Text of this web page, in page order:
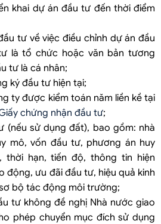
khai dự án đầu tư đến thời điểm
tư về việc điều chỉnh dự án đầu
là tổ chức hoặc văn bản tương
tư là cá nhân;
ký đầu tư hiện tại;
ty được kiểm toán năm liền kề tại
chứng nhận đầu tư;
(nếu sử dụng đất), bao gồm: nhà
mô, vốn đầu tư, phương án huy
thời hạn, tiến độ, thông tin hiện
động, ưu đãi đầu tư, hiệu quả kinh
bộ tác động môi trường;
tư không đề nghị Nhà nước giao
phép chuyển mục đích sử dụng